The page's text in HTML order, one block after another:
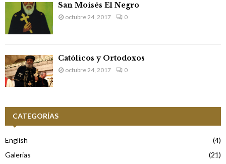
San Moisés El Negro
octubre 24, 2017 0
Católicos y Ortodoxos
octubre 24, 2017 0
CATEGORÍAS
English
(4)
Galerias
(21)